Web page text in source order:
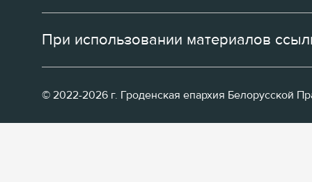
При использовании материалов
© 2022-2026 г. Гроденская епархия Белорусской